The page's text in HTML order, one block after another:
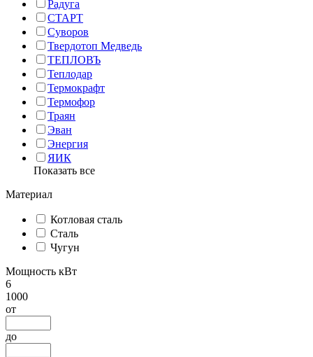
Радуга
СТАРТ
Суворов
Твердотоп Медведь
ТЕПЛОВЪ
Теплодар
Термокрафт
Термофор
Траян
Эван
Энергия
ЯИК
Показать все
Материал
Котловая сталь
Сталь
Чугун
Мощность кВт
6
1000
от
до